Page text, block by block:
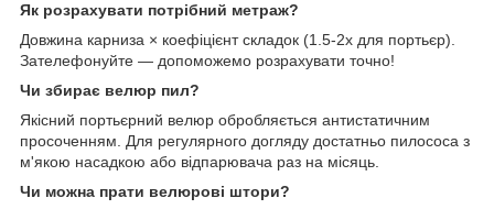
Як розрахувати потрібний метраж?
Довжина карниза × коефіцієнт складок (1.5-2x для портьєр).
Зателефонуйте — допоможемо розрахувати точно!
Чи збирає велюр пил?
Якісний портьєрний велюр обробляється антистатичним
просоченням. Для регулярного догляду достатньо пилососа з
м'якою насадкою або відпарювача раз на місяць.
Чи можна прати велюрові штори?